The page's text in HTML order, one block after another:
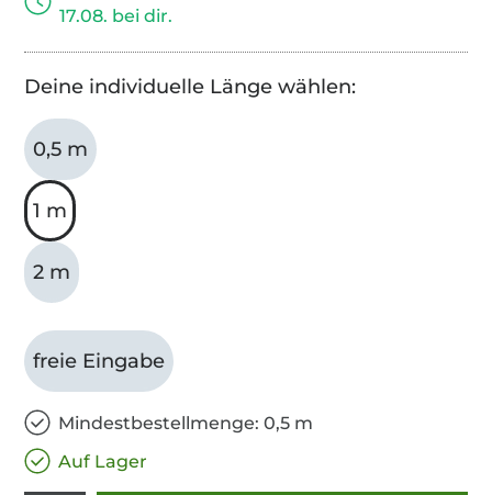
17.08. bei dir.
Deine individuelle Länge wählen:
0,5 m
1 m
2 m
freie Eingabe
Mindestbestellmenge: 0,5 m
Auf Lager